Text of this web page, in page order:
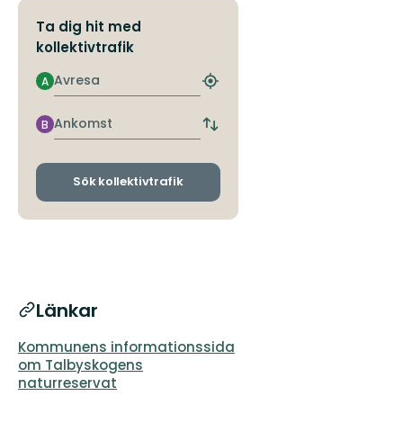
Ta dig hit med
kollektivtrafik
Avresa
A
Hitta
hållplats
Ankomst
B
Byt
och
Sök kollektivtrafik
Länkar
Kommunens informationssida
om Talbyskogens
naturreservat